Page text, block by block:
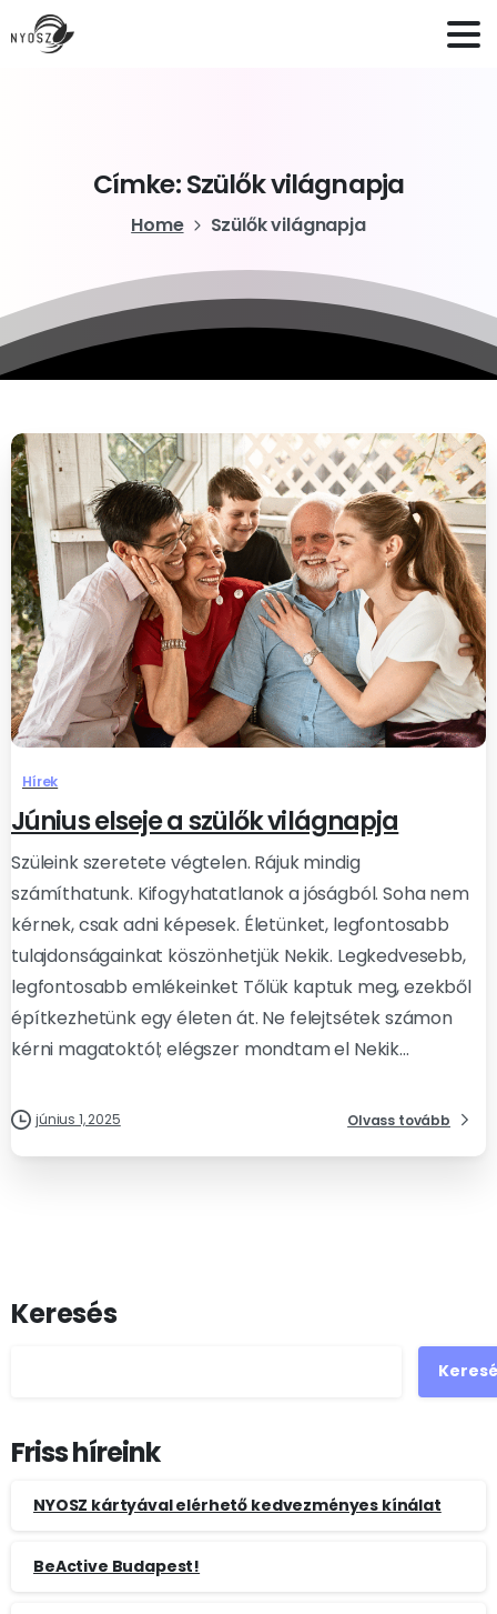
Címke:Szülőkvilágnapja
Home Szülők világnapja
Hírek
Június elseje a szülők világnapja
Szüleink szeretete végtelen. Rájuk mindig
számíthatunk. Kifogyhatatlanok a jóságból. Soha nem
kérnek, csak adni képesek. Életünket, legfontosabb
tulajdonságainkat köszönhetjük Nekik. Legkedvesebb,
legfontosabb emlékeinket Tőlük kaptuk meg, ezekből
építkezhetünk egy életen át. Ne felejtsétek számon
kérni magatoktól; elégszer mondtam el Nekik...
június 1, 2025 Olvass tovább
Keresés
Friss híreink
NYOSZ kártyával elérhető kedvezményes kínálat
BeActive Budapest!